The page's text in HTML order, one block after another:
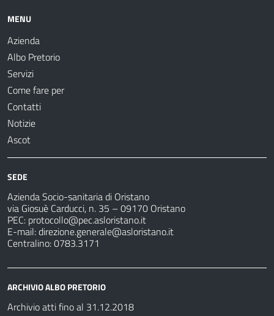
MENU
Azienda
Albo Pretorio
Servizi
Come fare per
Contatti
Notizie
Ascot
SEDE
Azienda Socio-sanitaria di Oristano
via Giosuè Carducci, n. 35 – 09170 Oristano
PEC: protocollo@pec.asloristano.it
E-mail:direzione.generale@asloristano.it
Centralino: 0783.3171
ARCHIVIO ALBO PRETORIO
Archivio atti fino al 31.12.2018